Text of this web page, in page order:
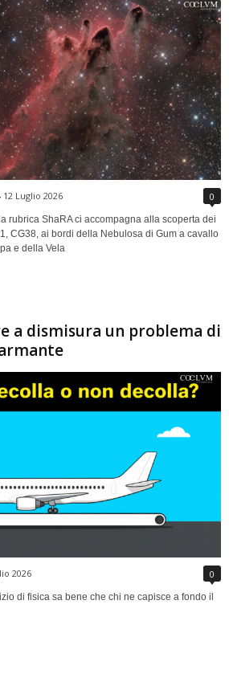
12 Luglio 2026 0
rubrica ShaRA ci accompagna alla scoperta dei
CG38, ai bordi della Nebulosa di Gum a cavallo
e della Vela
a dismisura un problema di
2026 0
di fisica sa bene che chi ne capisce a fondo il